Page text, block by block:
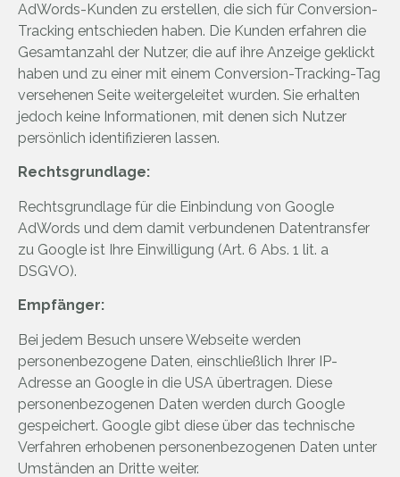
AdWords-Kunden zu erstellen, die sich für Conversion-
Tracking entschieden haben. Die Kunden erfahren die
Gesamtanzahl der Nutzer, die auf ihre Anzeige geklickt
haben und zu einer mit einem Conversion-Tracking-Tag
versehenen Seite weitergeleitet wurden. Sie erhalten
jedoch keine Informationen, mit denen sich Nutzer
persönlich identifizieren lassen.
Rechtsgrundlage:
Rechtsgrundlage für die Einbindung von Google
AdWords und dem damit verbundenen Datentransfer
zu Google ist Ihre Einwilligung (Art. 6 Abs. 1 lit. a
DSGVO).
Empfänger:
Bei jedem Besuch unsere Webseite werden
personenbezogene Daten, einschließlich Ihrer IP-
Adresse an Google in die USA übertragen. Diese
personenbezogenen Daten werden durch Google
gespeichert. Google gibt diese über das technische
Verfahren erhobenen personenbezogenen Daten unter
Umständen an Dritte weiter.